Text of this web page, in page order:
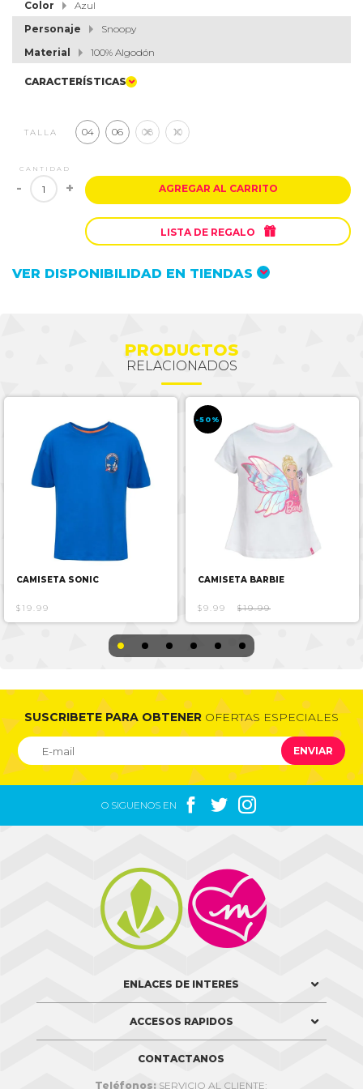
Color
Azul
Personaje
Snoopy
Material
100% Algodón
CARACTERÍSTICAS
TALLA 04 06 08 10
CANTIDAD
- + AGREGAR AL CARRITO
LISTA DE REGALO 
VER DISPONIBILIDAD EN TIENDAS
PRODUCTOS
RELACIONADOS
CAMISETA SONIC
$19.99
-50%
CAMISETA BARBIE
$9.99 $19.99
SUSCRIBETE PARA OBTENER OFERTAS ESPECIALES
ENVIAR
O SIGUENOS EN   

ENLACES DE INTERES
ACCESOS RAPIDOS
CONTACTANOS
Teléfonos: SERVICIO AL CLIENTE: